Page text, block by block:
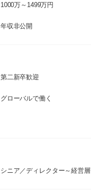
1000万～1499万円
年収非公開
第二新卒歓迎
グローバルで働く
シニア／ディレクター～経営層